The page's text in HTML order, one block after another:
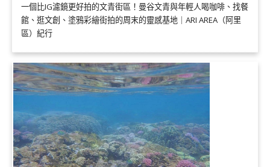
一個比IG濾鏡更好拍的文青街區！曼谷文青與年輕人喝咖啡、找餐
館、逛文創、塗鴉彩繪街拍的周末的靈感基地｜ARI AREA（阿里
區）紀行